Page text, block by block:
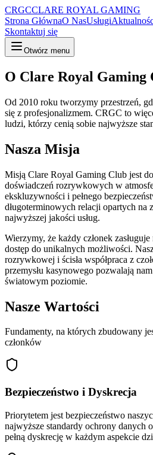
CRGCCLARE ROYAL GAMING
Strona GłównaO NasUsługi
Skontaktuj się
Otwórz menu
O Clare Royal Gaming
Od 2010 roku tworzymy przestrzeń,
się z profesjonalizmem. CRGC to
ludzi, którzy cenią sobie najwyższe
Nasza Misja
Misją Clare Royal Gaming Club jest
doświadczeń rozrywkowych w
ekskluzywności i pełnego
długoterminowych relacji opartych na
najwyższej jakości usług.
Wierzymy, że każdy członek
dostęp do unikalnych możliwości.
rozrywkowej i ścisła współpraca z
przemysłu kasynowego pozwalają
światowym poziomie.
Nasze Wartości
Fundamenty, na których zbudowany
członków
Bezpieczeństwo i Dyskrecja
Priorytetem jest bezpieczeństwo
najwyższe standardy ochrony danych
pełną dyskrecję w każdym aspekcie